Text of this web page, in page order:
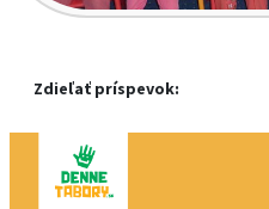
Zdieľať príspevok: